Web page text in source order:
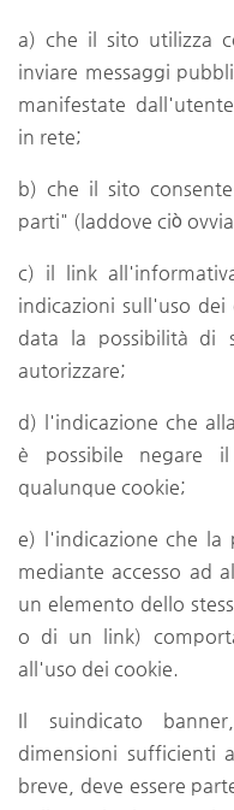
a) che il sito utilizza
inviare messaggi
manifestate
in rete;
b) che il sito
parti" (laddove ciò
c) il link
indicazioni sull'uso dei
data la possibilità di
autorizzare;
d) l'indicazione che
è possibile negare il
qualunque cookie;
e) l'indicazione che la
mediante accesso ad
un elemento dello
o di un link)
all'uso dei cookie.
Il suindicato
dimensioni sufficienti
breve, deve essere